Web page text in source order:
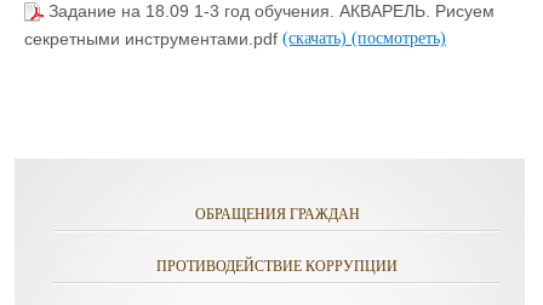
Задание на 18.09 1-3 год обучения. АКВАРЕЛЬ. Рисуем
секретными инструментами.pdf (скачать) (посмотреть)
ОБРАЩЕНИЯ ГРАЖДАН
ПРОТИВОДЕЙСТВИЕ КОРРУПЦИИ